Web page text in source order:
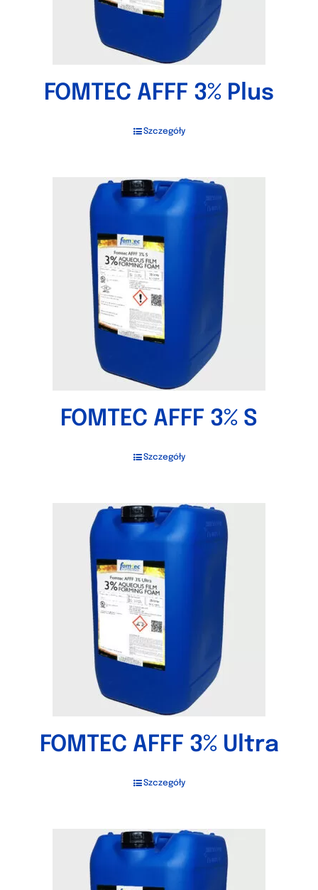
FOMTEC AFFF 3% Plus
Szczegóły
FOMTEC AFFF 3% S
Szczegóły
FOMTEC AFFF 3% Ultra
Szczegóły